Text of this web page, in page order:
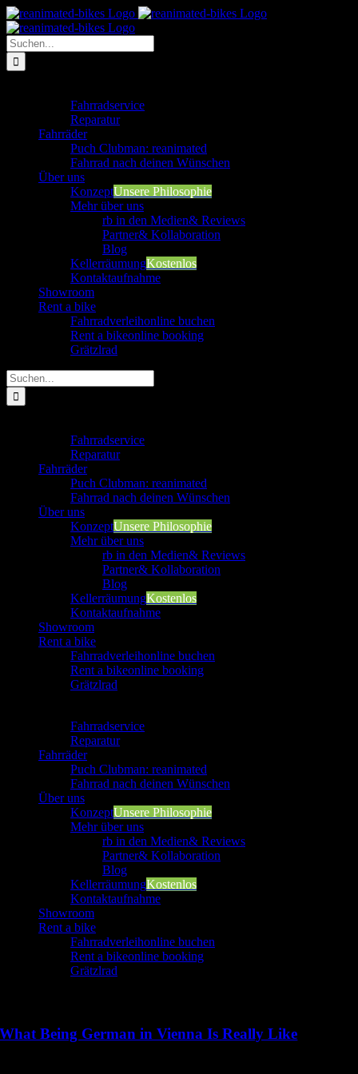
Zum
Inhalt
springen
Suche
nach:
Fahrradservice
Reparatur
Fahrräder
Puch Clubman: reanimated
Fahrrad nach deinen Wünschen
Über uns
KonzeptUnsere Philosophie
Mehr über uns
rb in den Medien& Reviews
Partner& Kollaboration
Blog
KellerräumungKostenlos
Kontaktaufnahme
Showroom
Rent a bike
Fahrradverleihonline buchen
Rent a bikeonline booking
Grätzlrad
Suche
nach:
Fahrradservice
Reparatur
Fahrräder
Puch Clubman: reanimated
Fahrrad nach deinen Wünschen
Über uns
KonzeptUnsere Philosophie
Mehr über uns
rb in den Medien& Reviews
Partner& Kollaboration
Blog
KellerräumungKostenlos
Kontaktaufnahme
Showroom
Rent a bike
Fahrradverleihonline buchen
Rent a bikeonline booking
Grätzlrad
Fahrradservice
Reparatur
Fahrräder
Puch Clubman: reanimated
Fahrrad nach deinen Wünschen
Über uns
KonzeptUnsere Philosophie
Mehr über uns
rb in den Medien& Reviews
Partner& Kollaboration
Blog
KellerräumungKostenlos
Kontaktaufnahme
Showroom
Rent a bike
Fahrradverleihonline buchen
Rent a bikeonline booking
Grätzlrad
What Being German in Vienna Is Really Like